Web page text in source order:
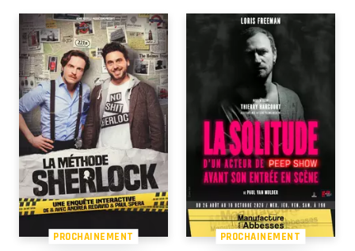
PROCHAINEMENT PROCHAINEMENT